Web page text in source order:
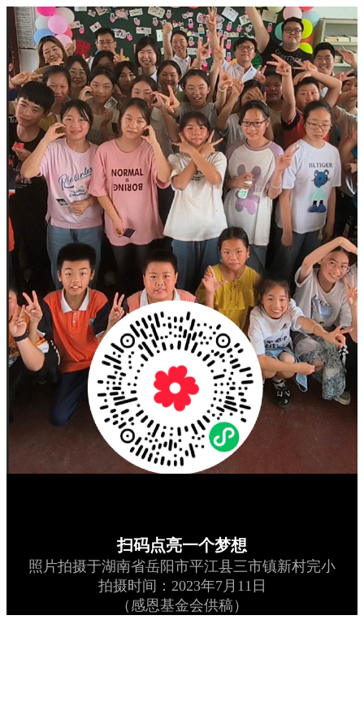
扫码点亮一个梦想
照片拍摄于湖南省岳阳市平江县三市镇新村完小
拍摄时间：2023年7月11日
（感恩基金会供稿）